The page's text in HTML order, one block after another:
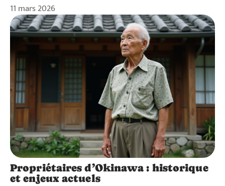
11 mars 2026
Propriétaires d’Okinawa : historique
et enjeux actuels